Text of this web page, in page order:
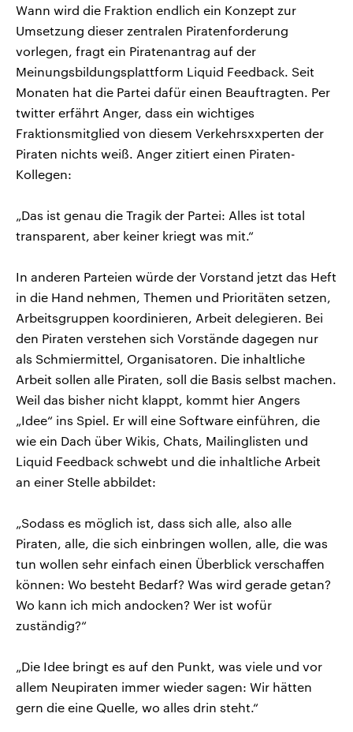
Wann wird die Fraktion endlich ein Konzept zur
Umsetzung dieser zentralen Piratenforderung
vorlegen, fragt ein Piratenantrag auf der
Meinungsbildungsplattform Liquid Feedback. Seit
Monaten hat die Partei dafür einen Beauftragten. Per
twitter erfährt Anger, dass ein wichtiges
Fraktionsmitglied von diesem Verkehrsxxperten der
Piraten nichts weiß. Anger zitiert einen Piraten-
Kollegen:
„Das ist genau die Tragik der Partei: Alles ist total
transparent, aber keiner kriegt was mit.“
In anderen Parteien würde der Vorstand jetzt das Heft
in die Hand nehmen, Themen und Prioritäten setzen,
Arbeitsgruppen koordinieren, Arbeit delegieren. Bei
den Piraten verstehen sich Vorstände dagegen nur
als Schmiermittel, Organisatoren. Die inhaltliche
Arbeit sollen alle Piraten, soll die Basis selbst machen.
Weil das bisher nicht klappt, kommt hier Angers
„Idee“ ins Spiel. Er will eine Software einführen, die
wie ein Dach über Wikis, Chats, Mailinglisten und
Liquid Feedback schwebt und die inhaltliche Arbeit
an einer Stelle abbildet:
„Sodass es möglich ist, dass sich alle, also alle
Piraten, alle, die sich einbringen wollen, alle, die was
tun wollen sehr einfach einen Überblick verschaffen
können: Wo besteht Bedarf? Was wird gerade getan?
Wo kann ich mich andocken? Wer ist wofür
zuständig?“
„Die Idee bringt es auf den Punkt, was viele und vor
allem Neupiraten immer wieder sagen: Wir hätten
gern die eine Quelle, wo alles drin steht.“